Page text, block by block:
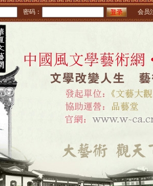
密码： 会员